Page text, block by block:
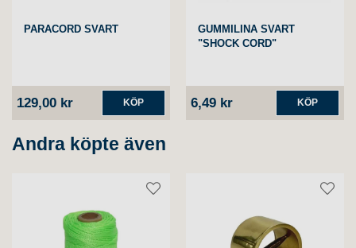
PARACORD SVART
129,00 kr KÖP
GUMMILINA SVART
"SHOCK CORD"
6,49 kr KÖP
Andra köpte även